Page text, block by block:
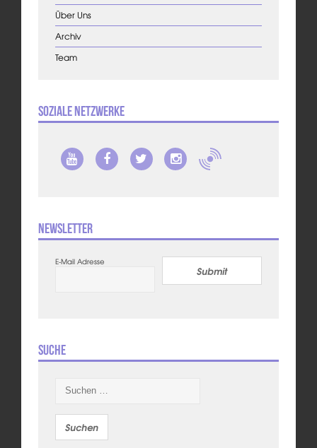
Über Uns
Archiv
Team
Soziale Netzwerke
Newsletter
E-Mail Adresse
Submit
Suche
nach: